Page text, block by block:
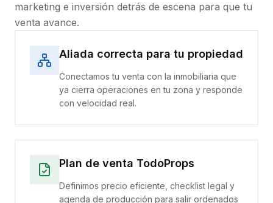
marketing e inversión detrás de escena para que tu
venta avance.
Aliada correcta para tu propiedad
Conectamos tu venta con la inmobiliaria que
ya cierra operaciones en tu zona y responde
con velocidad real.
Plan de venta TodoProps
Definimos precio eficiente, checklist legal y
agenda de producción para salir ordenados